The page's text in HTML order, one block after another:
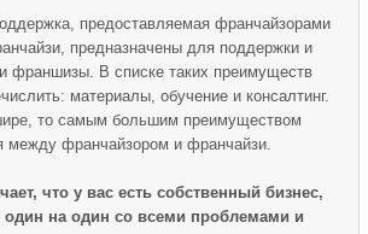
предоставляемая франчайзорами
предназначены для поддержки и
франшизы. В списке таких преимуществ
материалы, обучение и консалтинг.
то самым большим преимуществом
между франчайзором и франчайзи.
что у вас есть собственный бизнес,
один на один со всеми проблемами и